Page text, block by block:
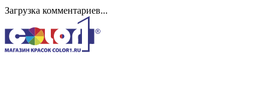
Загрузка комментариев...